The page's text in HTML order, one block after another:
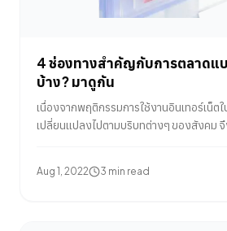
4 ช่องทางสำคัญกับการตลาดแบ
บ้าง? มาดูกัน
เนื่องจากพฤติกรรมการใช้งานอินเทอร์เน็ต
เปลี่ยนแปลงไปตามบริบทต่างๆ ของสังคม
บางกลุ่มอาจจะชอบบริโภควิดีโอคอนเทนต์เ
Aug 1, 2022 3 min read